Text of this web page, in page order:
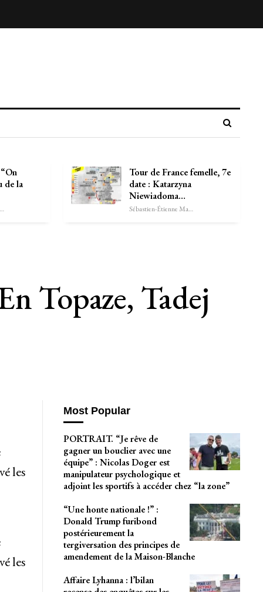
de la
Sébastien-Étienne Marechal
Tour de France femelle, 7e
date : Katarzyna
Niewiadoma…
Sébastien-Étienne Marechal
Topaze, Tadej
les
les
Most Popular
PORTRAIT. “Je rêve de
gagner un bouclier avec une
équipe” : Nicolas Doger est
manipulateur psychologique et
adjoint les sportifs à accéder chez “la zone”
“Une honte nationale !” :
Donald Trump furibond
postérieurement la
tergiversation des principes de
amendement de la Maison-Blanche
Affaire Lyhanna : l’bilan